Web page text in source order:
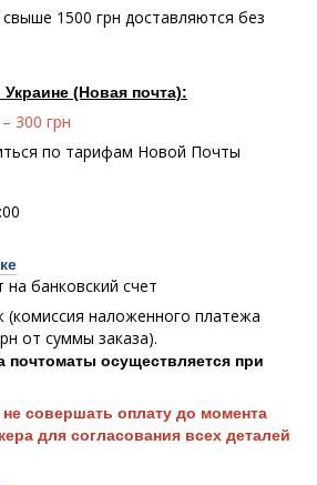
1500 грн доставляются без
Украине (Новая почта):
300 грн
по тарифам Новой Почты
на банковский счет
наложенного платежа
от суммы заказа).
почтоматы осуществляется при
совершать оплату до момента
для согласования всех деталей